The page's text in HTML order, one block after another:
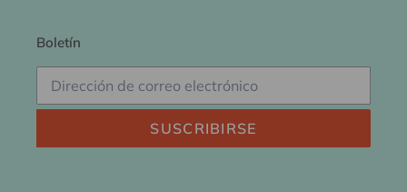
Boletín
SUSCRIBIRSE